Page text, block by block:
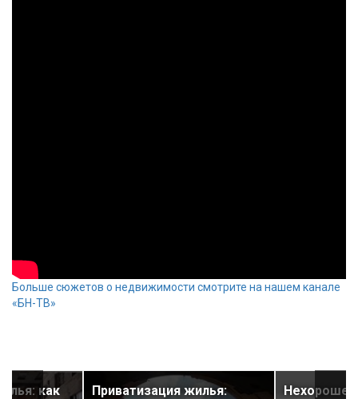
Больше сюжетов о недвижимости смотрите на нашем канале
«БН-ТВ»
как
Приватизация жилья: